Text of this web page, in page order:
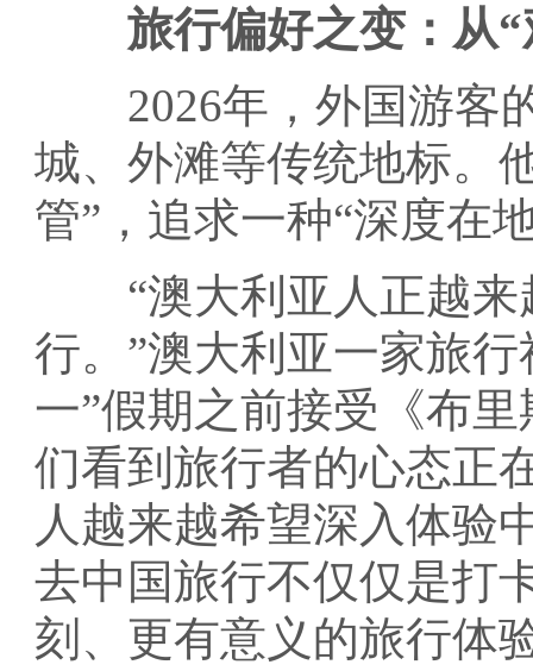
旅行偏好之变：从
2026年，外国游客
城、外滩等传统地标。
管”，追求一种“深度在
“澳大利亚人正越来
行。”澳大利亚一家旅
一”假期之前接受《布
们看到旅行者的心态正
人越来越希望深入体
去中国旅行不仅仅是打
刻、更有意义的旅行体